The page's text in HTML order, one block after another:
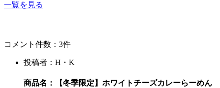
一覧を見る
コメント件数：3件
投稿者：H・K
商品名：【冬季限定】ホワイトチーズカレーらーめん